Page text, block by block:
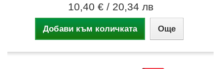
10,40 € / 20,34 лв
Добави към количката Още